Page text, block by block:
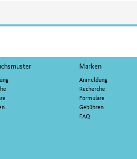
Marken
Anmeldung
Recherche
Formulare
Gebühren
FAQ